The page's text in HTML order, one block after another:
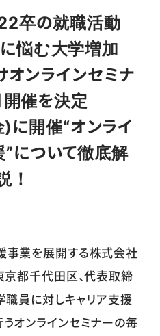
卒の就職活動
悩む大学増加
オンラインセミナ
催を決定
開催“オンライ
”について徹底解
！
業を展開する株式会社
京都千代田区、代表取締
員に対しキャリア支援
オンラインセミナーの毎